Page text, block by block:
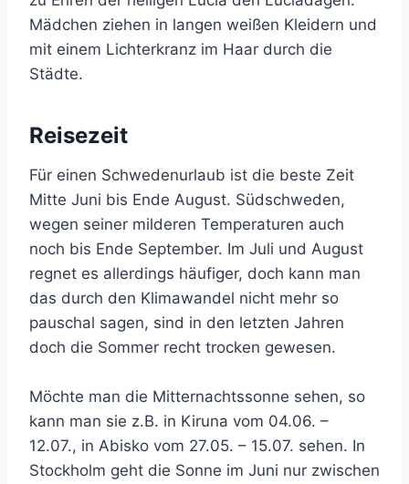
Mädchen ziehen in langen weißen Kleidern und
mit einem Lichterkranz im Haar durch die
Städte.
Reisezeit
Für einen Schwedenurlaub ist die beste Zeit
Mitte Juni bis Ende August. Südschweden,
wegen seiner milderen Temperaturen auch
noch bis Ende September. Im Juli und August
regnet es allerdings häufiger, doch kann man
das durch den Klimawandel nicht mehr so
pauschal sagen, sind in den letzten Jahren
doch die Sommer recht trocken gewesen.
Möchte man die Mitternachtssonne sehen, so
kann man sie z.B. in Kiruna vom 04.06. –
12.07., in Abisko vom 27.05. – 15.07. sehen. In
Stockholm geht die Sonne im Juni nur zwischen